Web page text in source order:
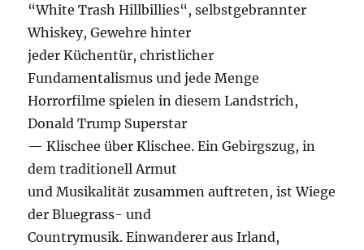
“White Trash Hillbillies“, selbstgebrannter
Whiskey, Gewehre hinter
jeder Küchentür, christlicher
Fundamentalismus und jede Menge
Horrorfilme spielen in diesem Landstrich,
Donald Trump Superstar
— Klischee über Klischee. Ein Gebirgszug, in
dem traditionell Armut
und Musikalität zusammen auftreten, ist Wiege
der Bluegrass- und
Countrymusik. Einwanderer aus Irland,